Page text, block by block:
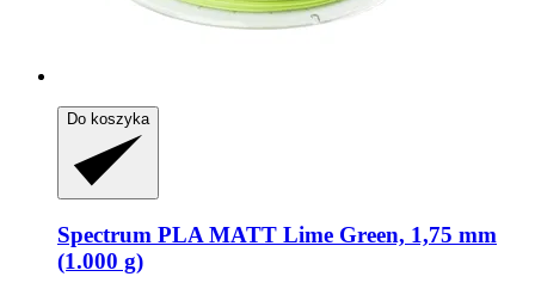
Do koszyka
Spectrum PLA MATT Lime Green, 1,75 mm
(1.000 g)